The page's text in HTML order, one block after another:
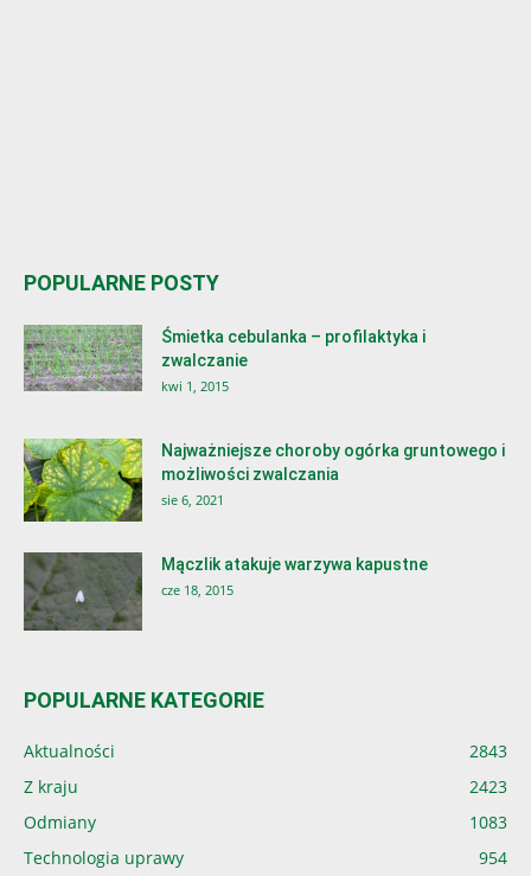
POPULARNE POSTY
Śmietka cebulanka – profilaktyka i
zwalczanie
kwi 1, 2015
Najważniejsze choroby ogórka gruntowego i
możliwości zwalczania
sie 6, 2021
Mączlik atakuje warzywa kapustne
cze 18, 2015
POPULARNE KATEGORIE
Aktualności
2843
Z kraju
2423
Odmiany
1083
Technologia uprawy
954